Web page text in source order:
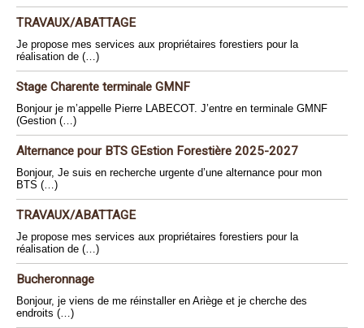
TRAVAUX/ABATTAGE
Je propose mes services aux propriétaires forestiers pour la
réalisation de (…)
Stage Charente terminale GMNF
Bonjour je m’appelle Pierre LABECOT. J’entre en terminale GMNF
(Gestion (…)
Alternance pour BTS GEstion Forestière 2025-2027
Bonjour, Je suis en recherche urgente d’une alternance pour mon
BTS (…)
TRAVAUX/ABATTAGE
Je propose mes services aux propriétaires forestiers pour la
réalisation de (…)
Bucheronnage
Bonjour, je viens de me réinstaller en Ariège et je cherche des
endroits (…)